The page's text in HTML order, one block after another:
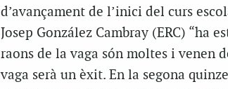
d’avançament de l’inici del curs
Josep González Cambray (ERC) “ha
raons de la vaga són moltes i venen
vaga serà un èxit. En la segona